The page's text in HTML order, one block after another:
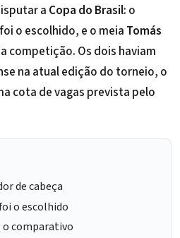
aCopa do Brasil: o
foi o escolhido, e o meia Tomás
competição. Os dois haviam
na atual edição do torneio, o
cota de vagas prevista pelo
de cabeça
o escolhido
comparativo